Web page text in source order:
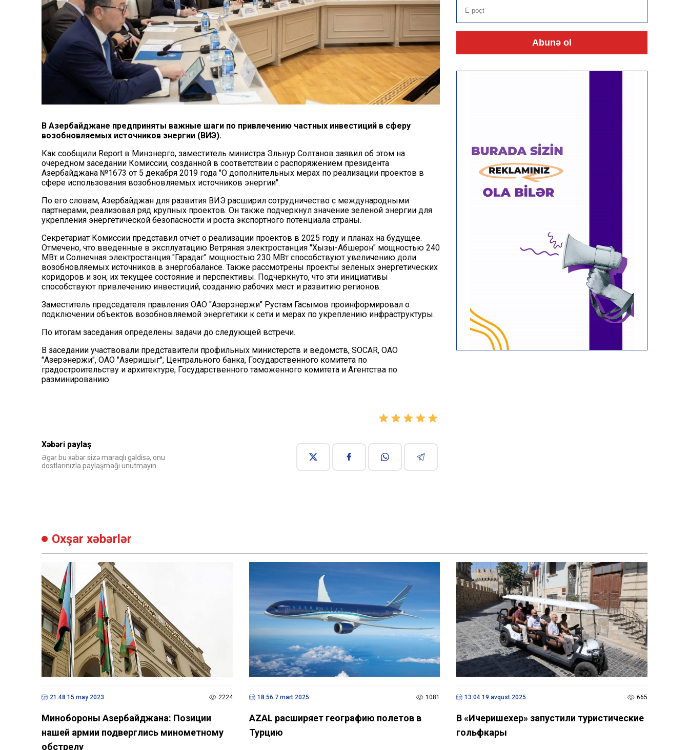
В Азербайджане предприняты важные шаги по привлечению частных инвестиций в сферу
возобновляемых источников энергии (ВИЭ).
Как сообщили Report в Минэнерго, заместитель министра Эльнур Солтанов заявил об этом на
очередном заседании Комиссии, созданной в соответствии с распоряжением президента
Азербайджана №1673 от 5 декабря 2019 года "О дополнительных мерах по реализации проектов в
сфере использования возобновляемых источников энергии".
По его словам, Азербайджан для развития ВИЭ расширил сотрудничество с международными
партнерами, реализовал ряд крупных проектов. Он также подчеркнул значение зеленой энергии для
укрепления энергетической безопасности и роста экспортного потенциала страны.
Секретариат Комиссии представил отчет о реализации проектов в 2025 году и планах на будущее.
Отмечено, что введенные в эксплуатацию Ветряная электростанция "Хызы-Абшерон" мощностью 240
МВт и Солнечная электростанция "Гарадаг" мощностью 230 МВт способствуют увеличению доли
возобновляемых источников в энергобалансе. Также рассмотрены проекты зеленых энергетических
коридоров и зон, их текущее состояние и перспективы. Подчеркнуто, что эти инициативы
способствуют привлечению инвестиций, созданию рабочих мест и развитию регионов.
Заместитель председателя правления ОАО "Азерэнержи" Рустам Гасымов проинформировал о
подключении объектов возобновляемой энергетики к сети и мерах по укреплению инфраструктуры.
По итогам заседания определены задачи до следующей встречи.
В заседании участвовали представители профильных министерств и ведомств, SOCAR, ОАО
"Азерэнержи", ОАО "Азеришыг", Центрального банка, Государственного комитета по
градостроительству и архитектуре, Государственного таможенного комитета и Агентства по
разминированию.
Xəbəri paylaş
Əgər bu xəbər sizə maraqlı gəldisə, onu
dostlarınızla paylaşmağı unutmayın
Abunə ol
Oxşar xəbərlər
21:48 15 may 2023 2224
Минобороны Азербайджана: Позиции
нашей армии подверглись минометному
обстрелу
18:56 7 mart 2025 1081
AZAL расширяет географию полетов в
Турцию
13:04 19 avqust 2025 665
В «Ичеришехер» запустили туристические
гольфкары